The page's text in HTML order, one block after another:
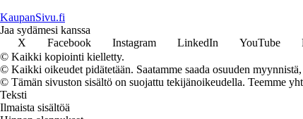
KaupanSivu.fi
Jaa sydämesi kanssa
X
Facebook Instagram LinkedIn YouTube
© Kaikki kopiointi kielletty.
© Kaikki oikeudet pidätetään. Saatamme saada osuuden
© Tämän sivuston sisältö on suojattu tekijänoikeudella. Teemme
Teksti
Ilmaista sisältöä